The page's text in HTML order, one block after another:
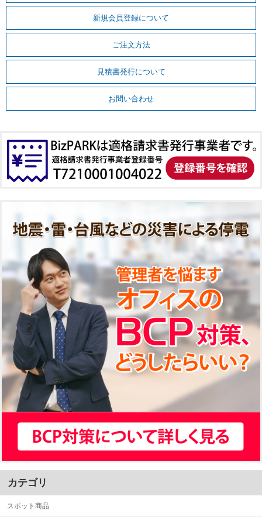
新規会員登録について
ご注文方法
見積書発行について
お問い合わせ
カテゴリ
スポット商品